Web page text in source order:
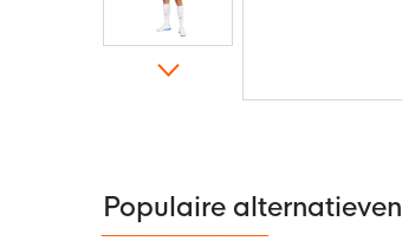
de
afbeeldingen-
gallerij
Populaire alternatieven